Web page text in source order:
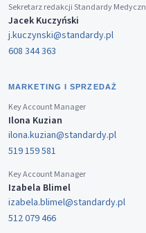
Sekretarz redakcji Standardy
Jacek Kuczyński
j.kuczynski@standardy.pl
608 344 363
MARKETING I SPRZEDAŻ
Key Account Manager
Ilona Kuzian
ilona.kuzian@standardy.pl
519 159 581
Key Account Manager
Izabela Blimel
izabela.blimel@standardy.pl
512 079 466